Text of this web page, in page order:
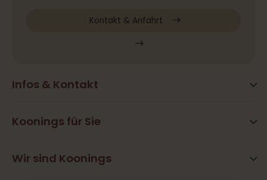
Infos & Kontakt
Häufig gestellte Fragen
Kontakt
Koonings für Sie
Hair&Beauty
Wir sind Koonings
Kontakt & Anfahrt